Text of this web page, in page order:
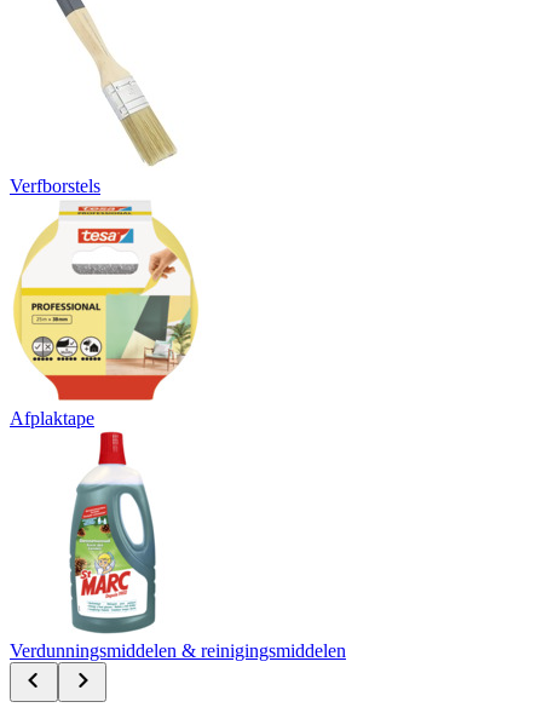
Verfborstels
Afplaktape
Verdunningsmiddelen & reinigingsmiddelen